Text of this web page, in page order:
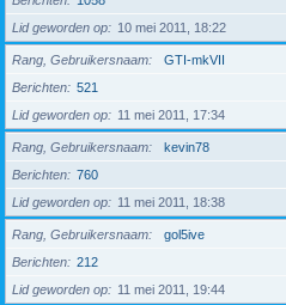
Lid geworden op
10 mei 2011, 18:22
Rang, Gebruikersnaam
GTI-mkVII
Berichten
521
Lid geworden op
11 mei 2011, 17:34
Rang, Gebruikersnaam
kevin78
Berichten
760
Lid geworden op
11 mei 2011, 18:38
Rang, Gebruikersnaam
gol5ive
Berichten
212
Lid geworden op
11 mei 2011, 19:44